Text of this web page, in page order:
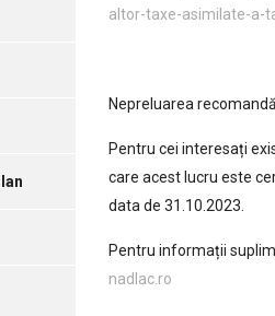
altor-taxe-asimilate-a-
Nepreluarea
Pentru cei interesați
care acest lucru este
data de 31.10.2023.
Pentru informații
nadlac.ro